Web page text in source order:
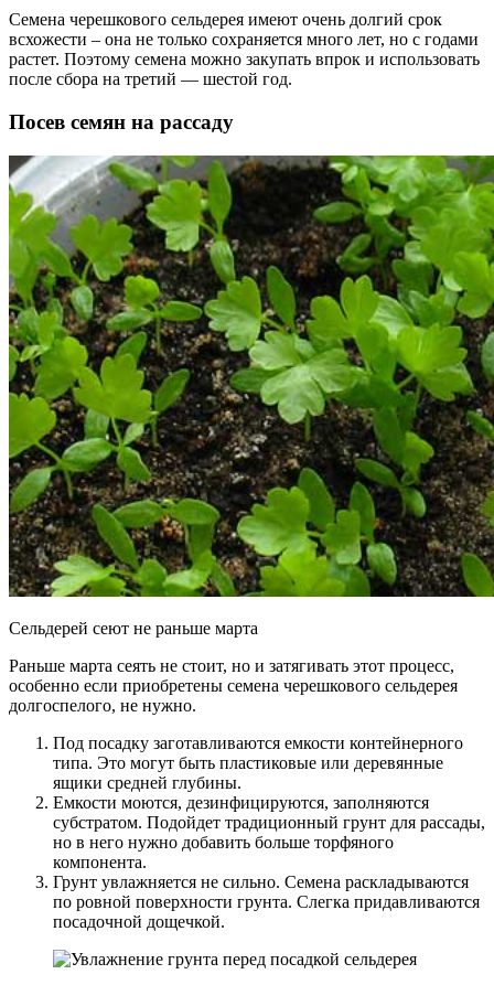
Семена черешкового сельдерея имеют очень долгий срок
всхожести – она не только сохраняется много лет, но с годами
растет. Поэтому семена можно закупать впрок и использовать
после сбора на третий — шестой год.
Посев семян на рассаду
Сельдерей сеют не раньше марта
Раньше марта сеять не стоит, но и затягивать этот процесс,
особенно если приобретены семена черешкового сельдерея
долгоспелого, не нужно.
Под посадку заготавливаются емкости контейнерного
типа. Это могут быть пластиковые или деревянные
ящики средней глубины.
Емкости моются, дезинфицируются, заполняются
субстратом. Подойдет традиционный грунт для рассады,
но в него нужно добавить больше торфяного
компонента.
Грунт увлажняется не сильно. Семена раскладываются
по ровной поверхности грунта. Слегка придавливаются
посадочной дощечкой.